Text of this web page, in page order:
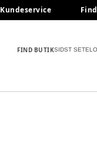
Kundeservice
FIND BUTIKSIDST SETE